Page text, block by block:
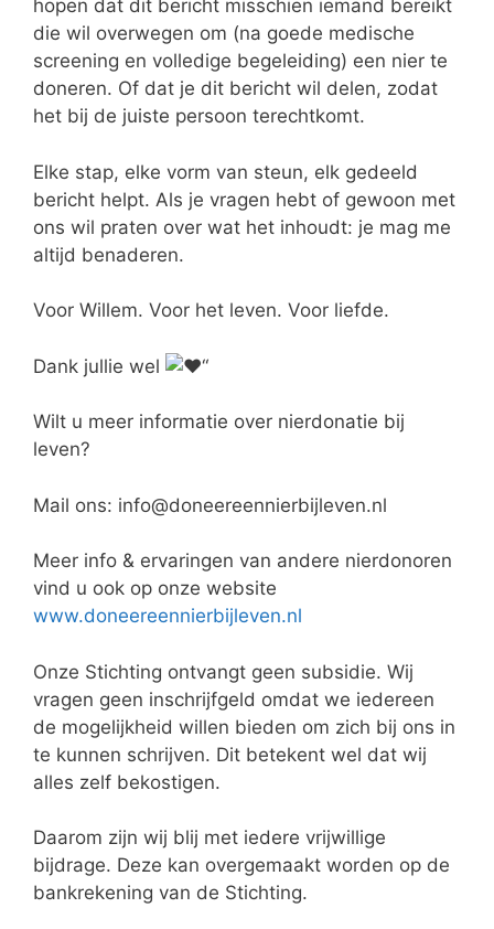
hopen dat dit bericht misschien iemand bereikt
die wil overwegen om (na goede medische
screening en volledige begeleiding) een nier te
doneren. Of dat je dit bericht wil delen, zodat
het bij de juiste persoon terechtkomt.
Elke stap, elke vorm van steun, elk gedeeld
bericht helpt. Als je vragen hebt of gewoon met
ons wil praten over wat het inhoudt: je mag me
altijd benaderen.
Voor Willem. Voor het leven. Voor liefde.
Dank jullie wel “
Wilt u meer informatie over nierdonatie bij
leven?
Mail ons: info@doneereennierbijleven.nl
Meer info & ervaringen van andere nierdonoren
vind u ook op onze website
www.doneereennierbijleven.nl
Onze Stichting ontvangt geen subsidie. Wij
vragen geen inschrijfgeld omdat we iedereen
de mogelijkheid willen bieden om zich bij ons in
te kunnen schrijven. Dit betekent wel dat wij
alles zelf bekostigen.
Daarom zijn wij blij met iedere vrijwillige
bijdrage. Deze kan overgemaakt worden op de
bankrekening van de Stichting.